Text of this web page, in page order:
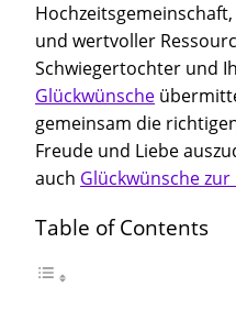
und wertvoller
Schwiegertochter und
Glückwünsche
gemeinsam die
Freude und Liebe
auch Glückwünsche
Table of Contents